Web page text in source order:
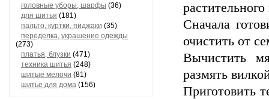
головные уборы, шарфы (36)
для шитья (181)
пальто, куртки, пиджаки (35)
переделка, украшение одежды
(273)
платья, блузки (471)
техника шитья (248)
шитые мелочи (81)
шитье для дома (156)
Сначала
очистить от
Вычистить
размять
Приготовить